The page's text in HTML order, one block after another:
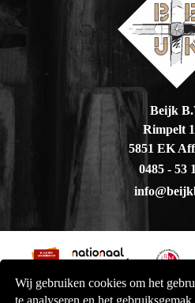
Wij gebruiken cookies om het
Beijk
Rimpelt
5851 EK
0485 - 53